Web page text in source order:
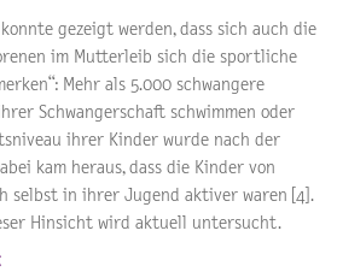
gezeigt werden, dass sich auch die
im Mutterleib sich die sportliche
Mehr als 5.000 schwangere
Schwangerschaft schwimmen oder
ihrer Kinder wurde nach der
kam heraus, dass die Kinder von
selbst in ihrer Jugend aktiver waren [4].
Hinsicht wird aktuell untersucht.